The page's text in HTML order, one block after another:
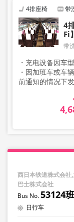
4排座椅 带
4
Fi
带
・充电设备因车
・因加班车或车
前通知的情况下
西日本铁道株式会社
巴士株式会社
53124
日行车